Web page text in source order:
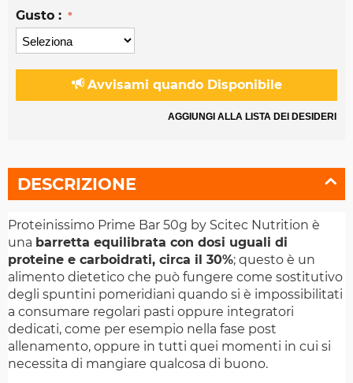
Gusto :
Avvisami quando Disponibile
AGGIUNGI ALLA LISTA DEI DESIDERI
DESCRIZIONE
Proteinissimo Prime Bar 50g by Scitec Nutrition è
una barretta equilibrata con dosi uguali di
proteine e carboidrati, circa il 30%; questo è un
alimento dietetico che può fungere come sostitutivo
degli spuntini pomeridiani quando si è impossibilitati
a consumare regolari pasti oppure integratori
dedicati, come per esempio nella fase post
allenamento, oppure in tutti quei momenti in cui si
necessita di mangiare qualcosa di buono.